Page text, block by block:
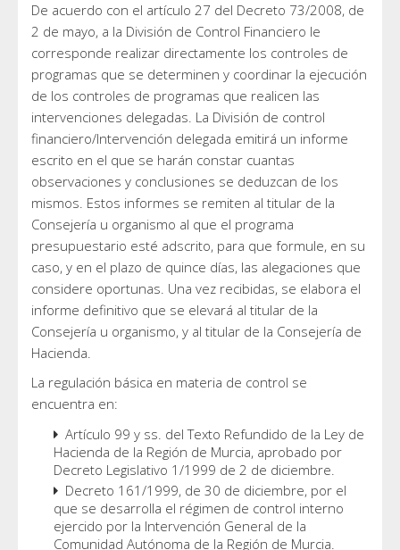
De acuerdo con el artículo 27 del Decreto 73/2008, de
2 de mayo, a la División de Control Financiero le
corresponde realizar directamente los controles de
programas que se determinen y coordinar la ejecución
de los controles de programas que realicen las
intervenciones delegadas. La División de control
financiero/Intervención delegada emitirá un informe
escrito en el que se harán constar cuantas
observaciones y conclusiones se deduzcan de los
mismos. Estos informes se remiten al titular de la
Consejería u organismo al que el programa
presupuestario esté adscrito, para que formule, en su
caso, y en el plazo de quince días, las alegaciones que
considere oportunas. Una vez recibidas, se elabora el
informe definitivo que se elevará al titular de la
Consejería u organismo, y al titular de la Consejería de
Hacienda.
La regulación básica en materia de control se
encuentra en:
Artículo 99 y ss. del Texto Refundido de la Ley de
Hacienda de la Región de Murcia, aprobado por
Decreto Legislativo 1/1999 de 2 de diciembre.
Decreto 161/1999, de 30 de diciembre, por el
que se desarrolla el régimen de control interno
ejercido por la Intervención General de la
Comunidad Autónoma de la Región de Murcia.